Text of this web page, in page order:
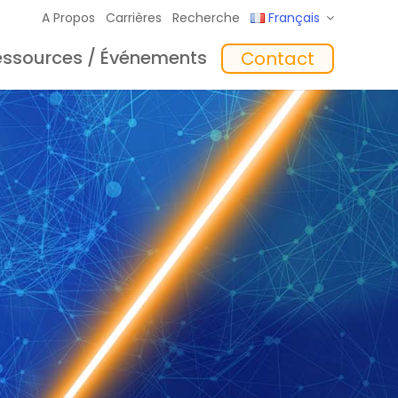
A Propos Carrières Recherche Français
Chargeurs
Accessoires
Formation
/ Événements
‘In the Mix’ Insights
Contact